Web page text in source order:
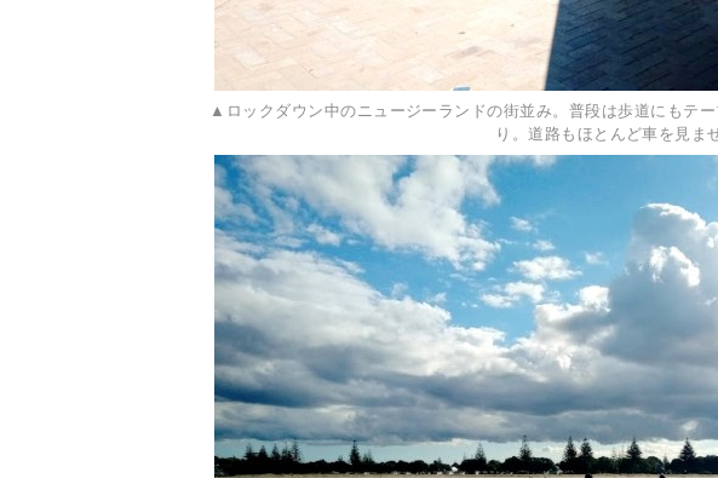
▲ロックダウン中のニュージーランドの街並み。普段は歩道にもテ
り。道路もほとんど車を見ま